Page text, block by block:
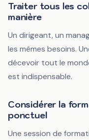
Traiter tous les
manière
Un dirigeant, un
les mêmes besoins.
décevoir tout le
est indispensable.
Considérer la
ponctuel
Une session de